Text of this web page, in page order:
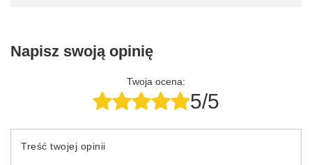
Napisz swoją opinię
Twoja ocena:
5/5
Treść twojej opinii